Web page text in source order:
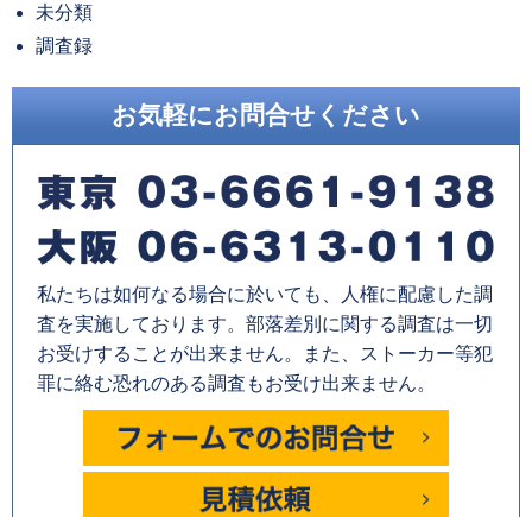
未分類
調査録
お気軽にお問合せください
私たちは如何なる場合に於いても、人権に配慮した調
査を実施しております。部落差別に関する調査は一切
お受けすることが出来ません。また、ストーカー等犯
罪に絡む恐れのある調査もお受け出来ません。